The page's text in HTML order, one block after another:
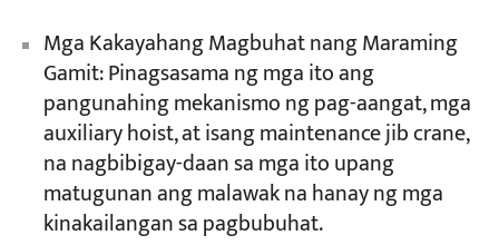
Mga Kakayahang Magbuhat nang Maraming
Gamit: Pinagsasama ng mga ito ang
pangunahing mekanismo ng pag-aangat, mga
auxiliary hoist, at isang maintenance jib crane,
na nagbibigay-daan sa mga ito upang
matugunan ang malawak na hanay ng mga
kinakailangan sa pagbubuhat.